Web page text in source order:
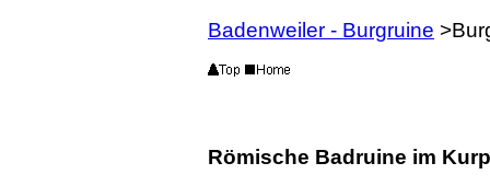
Badenweiler - Burgruine
Römische Badruine im